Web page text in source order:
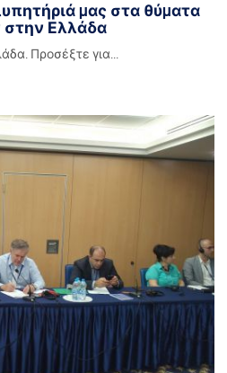
μας στα θύματα
Ελλάδα
Προσέξτε για...